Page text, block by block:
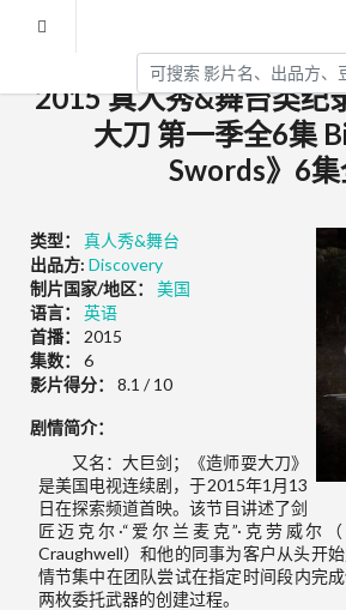
2015 真人秀&舞台类纪
大刀 第一季全6集
Swords》6集
类型：
真人秀&舞台
出品方: Discovery
制片国家/地区：
美国
语言：
英语
首播：
2015
集数：
6
影片得分：
8.1 / 10
剧情简介：
又名：大巨剑；《造师耍大刀》
是美国电视连续剧，于2015年1月13
日在探索频道首映。该节目讲述了剑
匠迈克尔·“爱尔兰麦克”·克劳威尔（
Craughwell）和他的同事为客户从头开始
情节集中在团队尝试在指定时间段内完
两枚委托武器的创建过程。